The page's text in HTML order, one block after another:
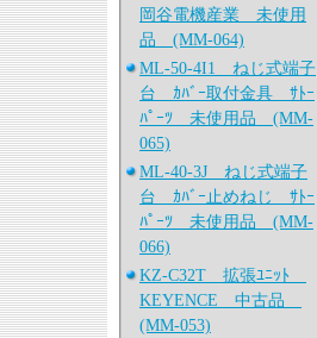
岡谷電機産業 未使用
品 (MM-064)
ML-50-4I1 ねじ式端子
台 ｶﾊﾞｰ取付金具 ｻﾄｰ
ﾊﾟｰﾂ 未使用品 (MM-
065)
ML-40-3J ねじ式端子
台 ｶﾊﾞｰ止めねじ ｻﾄｰ
ﾊﾟｰﾂ 未使用品 (MM-
066)
KZ-C32T 拡張ﾕﾆｯﾄ
KEYENCE 中古品
(MM-053)